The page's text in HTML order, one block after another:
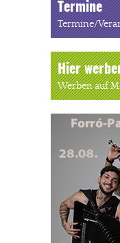
Termine
Termine/
Hier
Werben auf